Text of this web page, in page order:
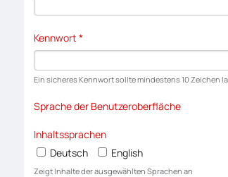
Kennwort *
Ein sicheres Kennwort sollte mindestens 10 Zeichen
Sprache der Benutzeroberfläche
Inhaltssprachen
Deutsch
English
Zeigt Inhalte der ausgewählten Sprachen an